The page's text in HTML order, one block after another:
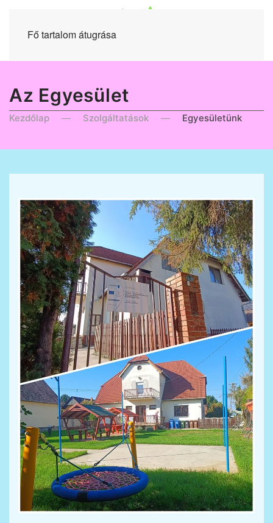
Fő tartalom átugrása
Az Egyesület
Kezdőlap Szolgáltatások Egyesületünk